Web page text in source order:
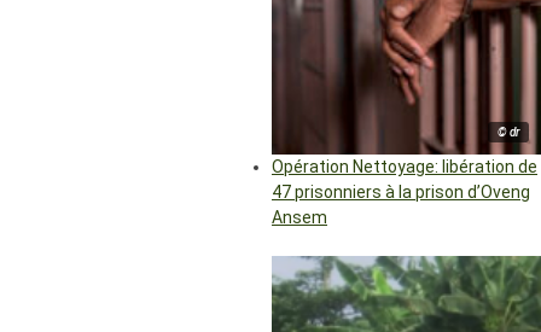
© dr
Opération Nettoyage: libération de
47 prisonniers à la prison d’Oveng
Ansem